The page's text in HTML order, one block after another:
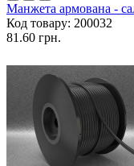
Манжета армована -
Код товару: 200032
81.60 грн.